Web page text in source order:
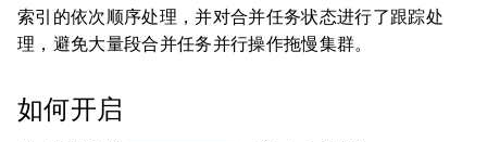
索引的依次顺序处理，并对合并任务状态进行了跟踪处
理，避免大量段合并任务并行操作拖慢集群。
如何开启